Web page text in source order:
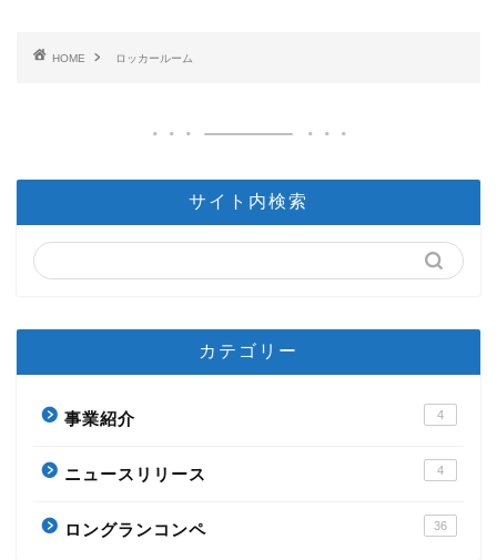
HOME ロッカールーム
サイト内検索
カテゴリー
事業紹介 4
ニュースリリース 4
ロングランコンペ 36